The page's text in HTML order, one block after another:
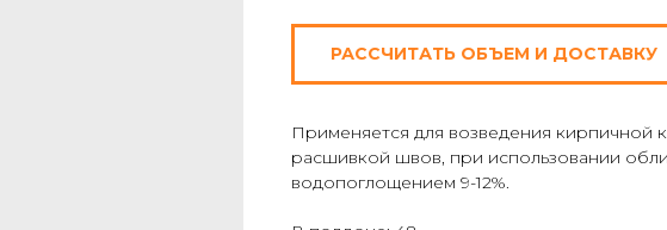
РАССЧИТАТЬ ОБЪЕМ И ДОСТАВКУ
Применяется для возведения кирпичной
расшивкой швов, при использовании
водопоглощением 9-12%.